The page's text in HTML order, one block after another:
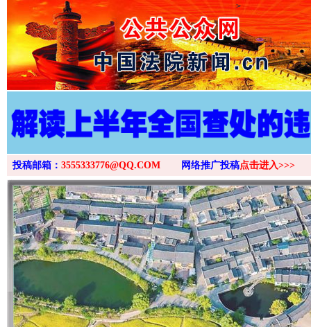
>
投稿邮箱： 3555333776@QQ.COM 网络推广投稿点击进入>>>